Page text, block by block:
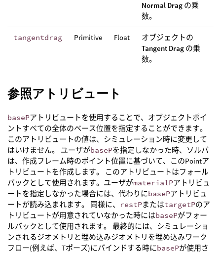
Normal Drag の乗
数。
tangentdrag Primitive Float
オブジェクトの
Tangent Drag の乗
数。
参照アトリビュート
basePアトリビュートを使用することで、オブジェクトポイ
ントすべての全体のベース位置を指定することができます。
このアトリビュートの値は、シミュレーション時に変更して
はいけません。 ユーザがbasePを指定しなかった時、ソルバ
は、作成フレーム時のポイント位置に基づいて、このPointア
トリビュートを作成します。 このアトリビュートはフォール
バックとして使用されます。ユーザがmaterialPアトリビュ
ートを指定しなかった場合には、代わりにbasePアトリビュ
ートが読み込まれます。 同様に、
restPまたはtargetPのア
トリビュートが用意されていなかった時にはbasePがフォー
ルバックとして使用されます。 最終的には、シミュレーショ
ンされるジオメトリと埋め込みジオメトリを埋め込みワーク
フロー(例えば、Tポーズ)にバインドする時にbasePが使用さ